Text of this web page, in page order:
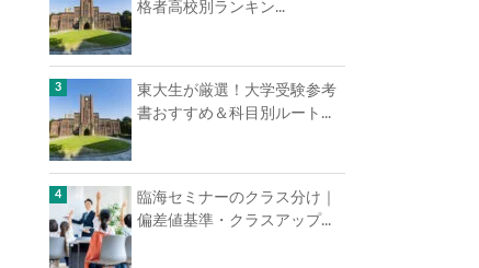
格者高校別ランキン...
東大生が厳選！大学受験参考
書おすすめ＆科目別ルート...
臨海セミナーのクラス分け｜
偏差値基準・クラスアップ...